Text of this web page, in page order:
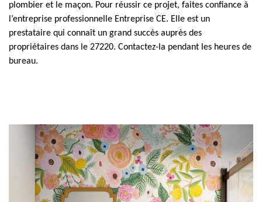
plombier et le maçon. Pour réussir ce projet, faites confiance à
l’entreprise professionnelle Entreprise CE. Elle est un
prestataire qui connaît un grand succès auprès des
propriétaires dans le 27220. Contactez-la pendant les heures de
bureau.